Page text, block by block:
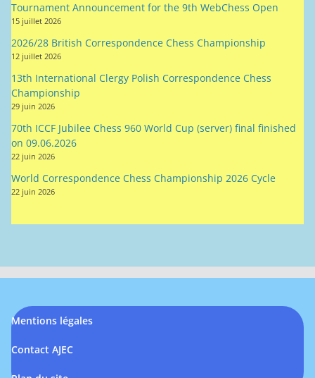
Tournament Announcement for the 9th WebChess Open
15 juillet 2026
2026/28 British Correspondence Chess Championship
12 juillet 2026
13th International Clergy Polish Correspondence Chess
Championship
29 juin 2026
70th ICCF Jubilee Chess 960 World Cup (server) final finished
on 09.06.2026
22 juin 2026
World Correspondence Chess Championship 2026 Cycle
22 juin 2026
Mentions légales
Contact AJEC